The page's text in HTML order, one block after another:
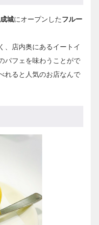
城にオープンしたフルー
、店内奥にあるイートイ
パフェを味わうことがで
れると人気のお店なんで